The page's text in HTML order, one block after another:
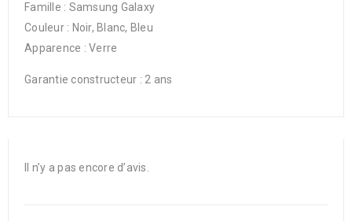
Famille : Samsung Galaxy
Couleur : Noir, Blanc, Bleu
Apparence : Verre
Garantie constructeur : 2 ans
Il n’y a pas encore d’avis.